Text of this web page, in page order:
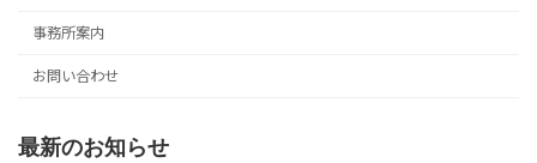
事務所案内
お問い合わせ
最新のお知らせ